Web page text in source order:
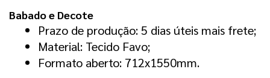
Babado e Decote
Prazo de produção: 5 dias úteis mais frete;
Material: Tecido Favo;
Formato aberto: 712x1550mm.